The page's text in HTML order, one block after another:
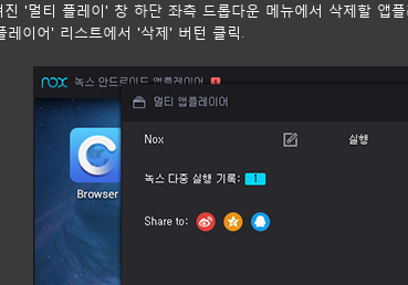
진 '멀티 플레이' 창 하단 좌측 드롭다운 메뉴에서 삭제할 앱
레이어' 리스트에서 '삭제' 버턴 클릭.